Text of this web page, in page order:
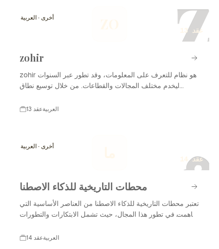
Z أخرى · العربية
13 عقد
zohir
zohir هو نظام للتعرف على المعلومات، وقد تطور عبر السنوات
ليخدم مختلف المجالات والقطاعات. من خلال توسيع نطاق
نشأت أفكار جديدة وتقنيات مبتكرة لتعزيز فعاليته وقدرته على
13 عقدالعربية
م أخرى · العربية
14 عقد
محطات التاريخية للذكاء الاصطنا
تعتبر محطات التاريخية للذكاء الاصطنا من العناصر الأساسية التي
ساهمت في تطور هذا المجال، حيث تشمل الابتكارات والتطورات
بداياته المبكرة إلى الإنجازات الحديثة، يعكس هذا التاريخ كيف
14 عقدالعربية